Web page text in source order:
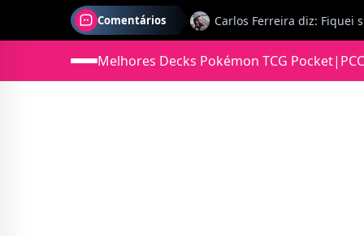
Comentários
Jonas diz: Estou
Melhores Decks Pokémon TCG Pocket|